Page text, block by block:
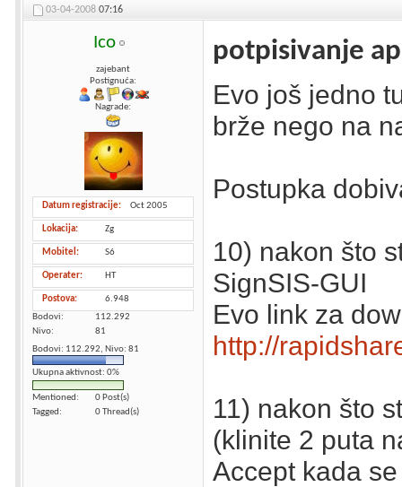
03-04-2008 07:16
Ico
zajebant
Postignuća:
Nagrade:
Datum registracije Oct 2005
Lokacija Zg
Mobitel S6
Operater HT
Postova
6.948
Bodovi
112.292
Nivo
81
Bodovi: 112.292, Nivo: 81
Ukupna aktivnost: 0%
Mentioned
0 Post(s)
Tagged
0 Thread(s)
potpisivanje
Evo još jedno
brže nego na
Postupka
10) nakon što
SignSIS-GUI
Evo link za
http://
11) nakon što
(klinite 2 puta
Accept kada